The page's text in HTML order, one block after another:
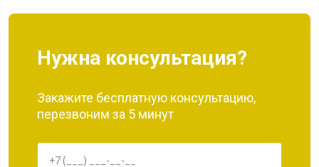
Нужна консультация?
Закажите бесплатную консультацию,
перезвоним за 5 минут